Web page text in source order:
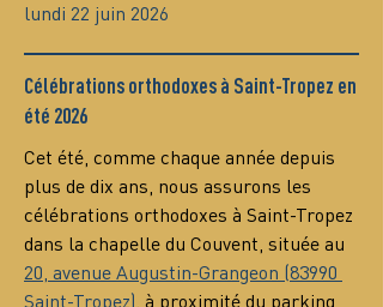
lundi 22 juin 2026
Célébrations orthodoxes à Saint-Tropez en
été 2026
Cet été, comme chaque année depuis
plus de dix ans, nous assurons les
célébrations orthodoxes à Saint-Tropez
dans la chapelle du Couvent, située au
20, avenue Augustin-Grangeon (83990
Saint-Tropez), à proximité du parking